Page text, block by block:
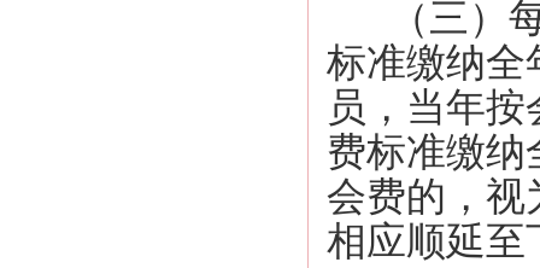
（三）
标准缴纳全
员，当年
费标准缴纳
会费的，视
相应顺延至